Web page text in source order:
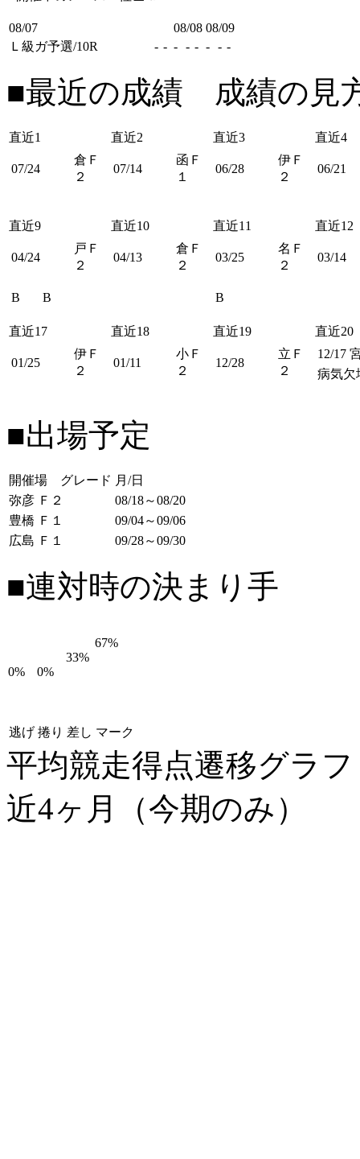
08/07 08/08 08/09
Ｌ級ガ予選/10R
- - - - - - - -
■最近の成績 成績の見
直近1 直近2 直近3 直近4
07/24
倉Ｆ
２
07/14
函Ｆ
１
06/28
伊Ｆ
２
06/21
直近9 直近10 直近11 直近12
04/24
戸Ｆ
２
B B
04/13
倉Ｆ
２
03/25
名Ｆ
２
B
03/14
直近17 直近18 直近19 直近20
01/25
伊Ｆ
２
01/11
小Ｆ
２
12/28
立Ｆ
２
12/17
病気欠
■出場予定
開催場 グレード 月/日
弥彦 Ｆ２
08/18～08/20
豊橋 Ｆ１
09/04～09/06
広島 Ｆ１
09/28～09/30
■連対時の決まり手
0% 0%
33%
67%
逃げ 捲り 差し マーク
平均競走得点遷移グラ
近4ヶ月（今期のみ）